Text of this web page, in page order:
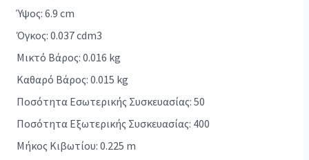
Ύψος: 6.9 cm
Όγκος: 0.037 cdm3
Μικτό Βάρος: 0.016 kg
Καθαρό Βάρος: 0.015 kg
Ποσότητα Εσωτερικής Συσκευασίας: 50
Ποσότητα Εξωτερικής Συσκευασίας: 400
Μήκος Κιβωτίου: 0.225 m